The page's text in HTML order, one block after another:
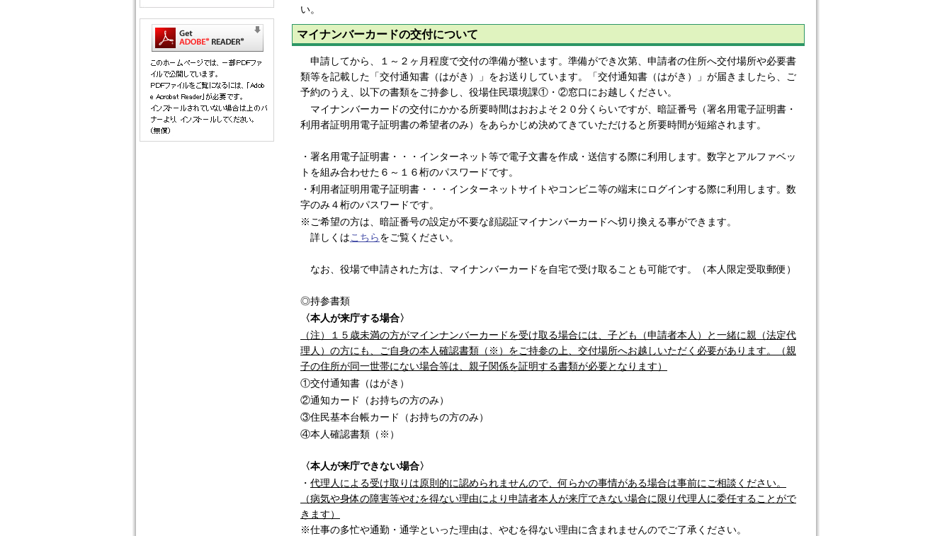
い。
マイナンバーカードの交付について
申請してから、１～２ヶ月程度で交付の準備が整います。準備ができ次第、申請者の住所へ交付場所や必要書
類等を記載した「交付通知書（はがき）」をお送りしています。「交付通知書（はがき）」が届きましたら、ご
予約のうえ、以下の書類をご持参し、役場住民環境課①・②窓口にお越しください。
マイナンバーカードの交付にかかる所要時間はおおよそ２０分くらいですが、暗証番号（署名用電子証明書・
利用者証明用電子証明書の希望者のみ）をあらかじめ決めてきていただけると所要時間が短縮されます。
・署名用電子証明書・・・インターネット等で電子文書を作成・送信する際に利用します。数字とアルファベッ
トを組み合わせた６～１６桁のパスワードです。
・利用者証明用電子証明書・・・インターネットサイトやコンビニ等の端末にログインする際に利用します。数
字のみ４桁のパスワードです。
※ご希望の方は、暗証番号の設定が不要な顔認証マイナンバーカードへ切り換える事ができます。
詳しくはこちらをご覧ください。
なお、役場で申請された方は、マイナンバーカードを自宅で受け取ることも可能です。（本人限定受取郵便）
◎持参書類
〈本人が来庁する場合〉
（注）１５歳未満の方がマインナンバーカードを受け取る場合には、子ども（申請者本人）と一緒に親（法定代
理人）の方にも、ご自身の本人確認書類（※）をご持参の上、交付場所へお越しいただく必要があります。（親
子の住所が同一世帯にない場合等は、親子関係を証明する書類が必要となります）
①交付通知書（はがき）
②通知カード（お持ちの方のみ）
③住民基本台帳カード（お持ちの方のみ）
④本人確認書類（※）
〈本人が来庁できない場合〉
・ 代理人による受け取りは原則的に認められませんので、何らかの事情がある場合は事前にご相談ください。
（病気や身体の障害等やむを得ない理由により申請者本人が来庁できない場合に限り代理人に委任することがで
きます）
※仕事の多忙や通勤・通学といった理由は、やむを得ない理由に含まれませんのでご了承ください。